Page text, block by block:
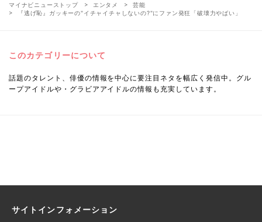
マイナビニューストップ エンタメ
芸能
『逃げ恥』ガッキーの"イチャイチャしないの?"にファン発狂「破壊力やばい」
このカテゴリーについて
話題のタレント、俳優の情報を中心に要注目ネタを幅広く発信中。グル
ープアイドルや・グラビアアイドルの情報も充実しています。
サイトインフォメーション